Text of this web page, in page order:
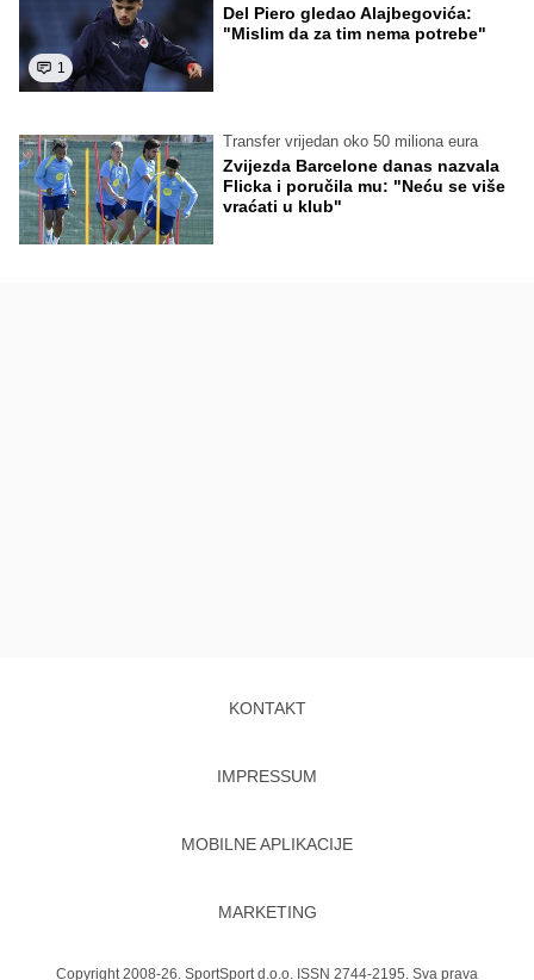
1
Del Piero gledao Alajbegovića:
"Mislim da za tim nema potrebe"
Transfer vrijedan oko 50 miliona eura
Zvijezda Barcelone danas nazvala
Flicka i poručila mu: "Neću se više
vraćati u klub"
KONTAKT
IMPRESSUM
MOBILNE APLIKACIJE
MARKETING
Copyright 2008-26. SportSport d.o.o. ISSN 2744-2195. Sva prava